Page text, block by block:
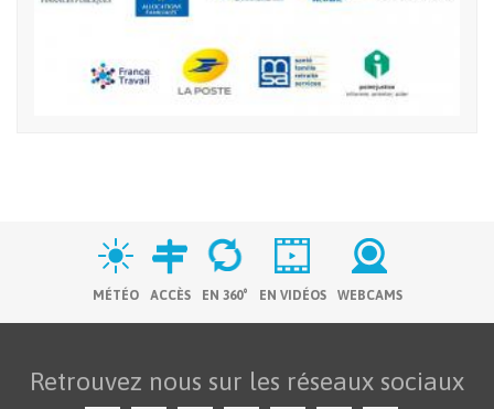
MÉTÉO ACCÈS EN 360° EN VIDÉOS WEBCAMS
Retrouvez nous sur les réseaux sociaux